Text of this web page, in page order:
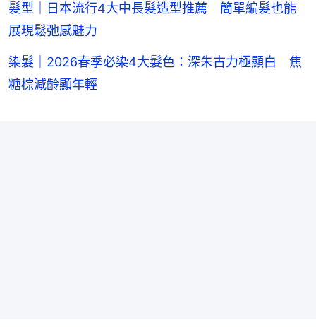
髮型｜日本流行4大中長髮造型推薦 簡單編髮也能
展現鬆弛感魅力
染髮｜2026春季必染4大髮色：深朱古力極顯白 焦
糖棕減齡顯年輕